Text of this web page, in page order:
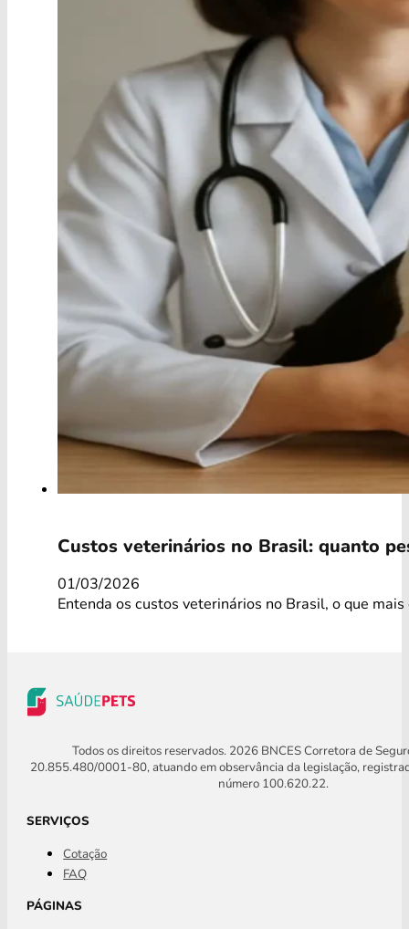
Custos veterinários no Brasil: quanto
01/03/2026
Entenda os custos veterinários no Brasil, o que
Todos os direitos reservados. 2026 BNCES Corretora de
20.855.480/0001-80, atuando em observância da legislação,
número 100.620.22.
SERVIÇOS
Cotação
FAQ
PÁGINAS